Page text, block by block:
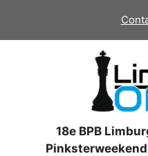
de
18e BPB